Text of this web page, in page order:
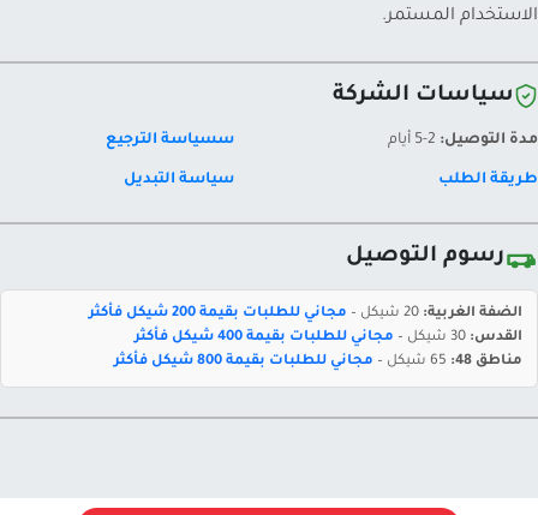
الاستخدام المستمر.
سياسات الشركة
مدة التوصيل: سسياسة الترجيع
طريقة الطلب سياسة التبديل
رسوم التوصيل
الضفة الغربية:
مجاني للطلبات بقيمة 200 شيكل فأكثر
القدس:
مجاني للطلبات بقيمة 400 شيكل فأكثر
مناطق 48:
مجاني للطلبات بقيمة 800 شيكل فأكثر